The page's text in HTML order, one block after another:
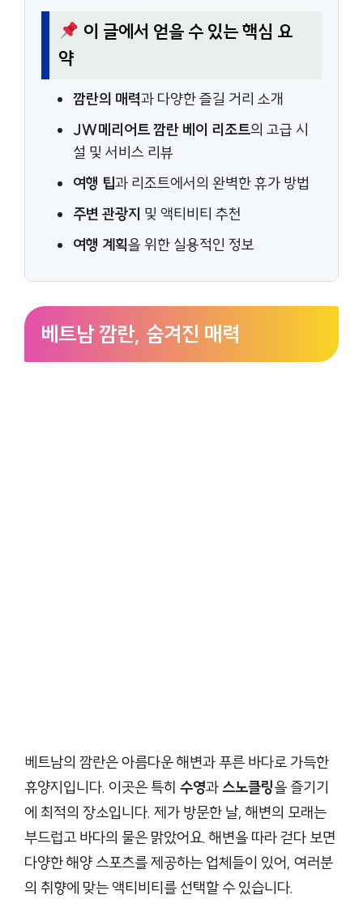
이 글에서 얻을 수 있는 핵심 요
약
깜란의 매력과 다양한 즐길 거리 소개
JW메리어트 깜란 베이 리조트의 고급 시
설 및 서비스 리뷰
여행 팁과 리조트에서의 완벽한 휴가 방법
주변 관광지 및 액티비티 추천
여행 계획을 위한 실용적인 정보
베트남 깜란, 숨겨진 매력
베트남의 깜란은 아름다운 해변과 푸른 바다로 가득한
휴양지입니다. 이곳은 특히 수영과스노클링을 즐기기
에 최적의 장소입니다. 제가 방문한 날, 해변의 모래는
부드럽고 바다의 물은 맑았어요. 해변을 따라 걷다 보면
다양한 해양 스포츠를 제공하는 업체들이 있어, 여러분
의 취향에 맞는 액티비티를 선택할 수 있습니다.